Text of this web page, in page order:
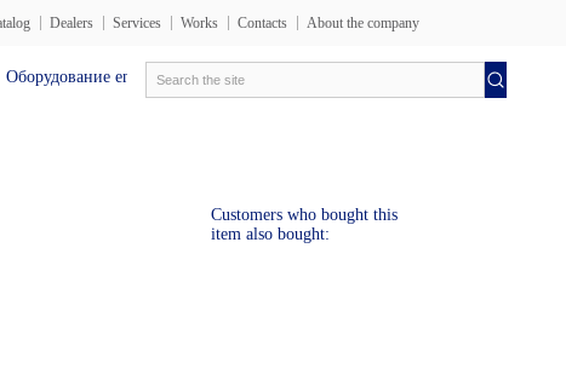
Dealers Services Works Contacts About the company
en Электротехника лаборатория
Customers who bought this
item also bought: